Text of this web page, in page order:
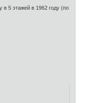
в 5 этажей в 1962 году (по